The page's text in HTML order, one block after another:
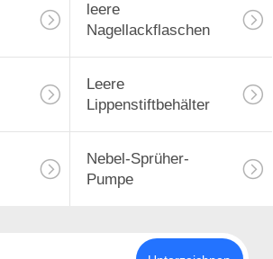
leere
Nagellackflaschen
Leere
Lippenstiftbehälter
Nebel-Sprüher-
Pumpe